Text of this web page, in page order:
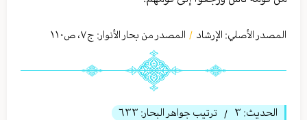
المصدر الأصلي: الإرشاد / المصدر من بحار الأنوار: ج٧، ص١١٠
الحديث: ٣ / ترتيب جواهر البحار: ٦٣٣